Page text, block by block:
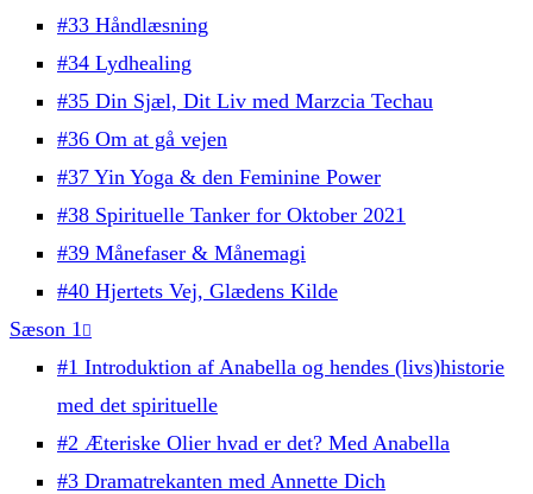
#33 Håndlæsning
#34 Lydhealing
#35 Din Sjæl, Dit Liv med Marzcia Techau
#36 Om at gå vejen
#37 Yin Yoga & den Feminine Power
#38 Spirituelle Tanker for Oktober 2021
#39 Månefaser & Månemagi
#40 Hjertets Vej, Glædens Kilde
Sæson 1
#1 Introduktion af Anabella og hendes (livs)historie
med det spirituelle
#2 Æteriske Olier hvad er det? Med Anabella
#3 Dramatrekanten med Annette Dich